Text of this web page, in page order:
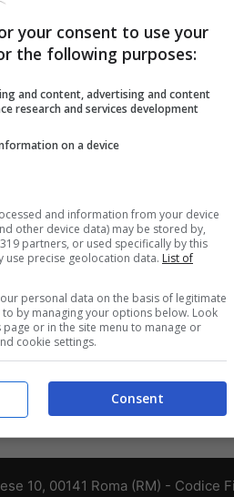
proibita: scavi a
10, 00141 Roma (RM) - Codice
your consent to use your
the following purposes:
and content, advertising and content
research and services development
on a device
and information from your device
other device data) may be stored by,
partners, or used specifically by this
use precise geolocation data. List of
personal data on the basis of legitimate
by managing your options below. Look
or in the site menu to manage or
cookie settings.
Consent